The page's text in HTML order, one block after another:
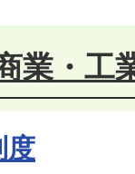
業・工
度